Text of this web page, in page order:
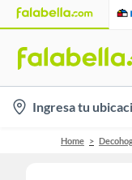
location-
icon
Ingresa tu
Home